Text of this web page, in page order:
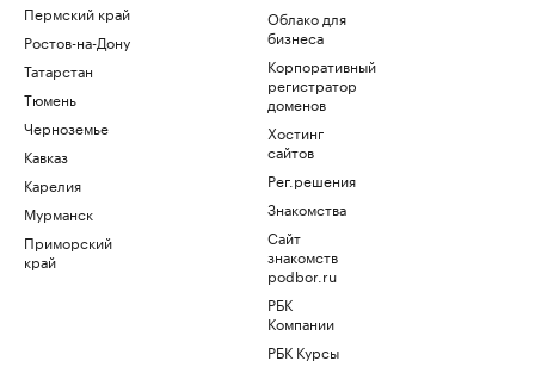
Пермский край
Ростов-на-Дону
Татарстан
Тюмень
Черноземье
Кавказ
Карелия
Мурманск
Приморский
край
Облако для
бизнеса
Корпоративный
регистратор
доменов
Хостинг
сайтов
Рег.решения
Знакомства
Сайт
знакомств
podbor.ru
РБК
Компании
РБК Курсы